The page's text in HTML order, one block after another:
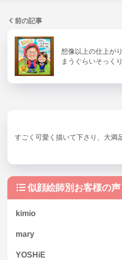
前の記事
想像以上の仕上が
まうぐらいそっく
すごく可愛く描いて下さり、大満
似顔絵師別お客様の声
kimio
mary
YOSHiE